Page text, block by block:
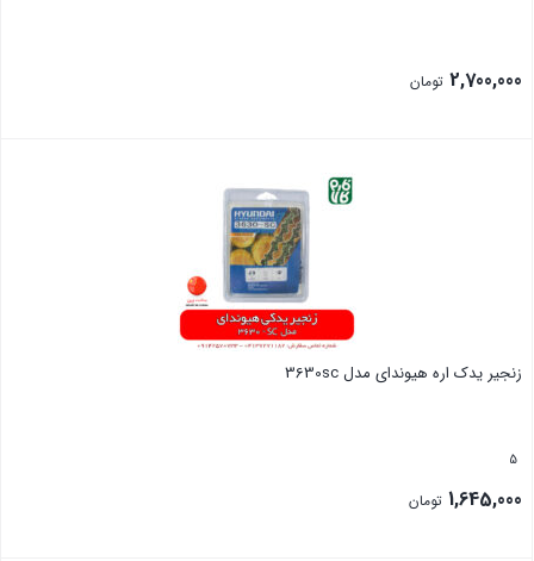
2,700,000 تومان
زنجیر یدک اره هیوندای مدل 3630sc
5
1,645,000 تومان